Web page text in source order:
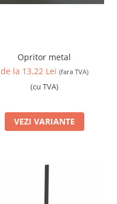
Opritor metal
de la 13,22 Lei (fara TVA)
(cu TVA)
VEZI VARIANTE